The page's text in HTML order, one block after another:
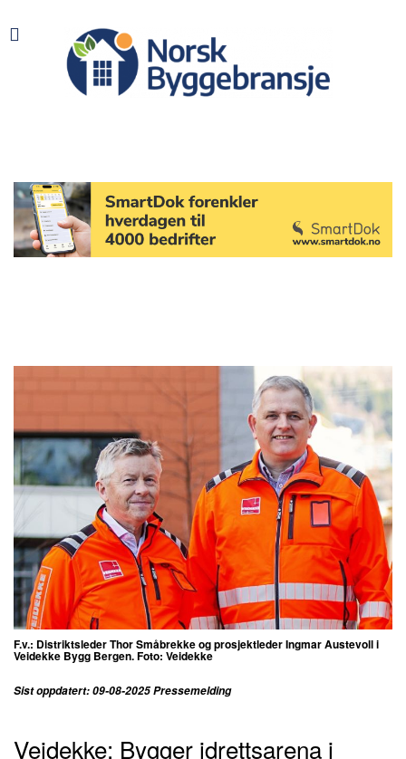
F.v.: Distriktsleder Thor Småbrekke og prosjektleder Ingmar Austevoll i
Veidekke Bygg Bergen. Foto: Veidekke
Sist oppdatert: 09-08-2025 Pressemelding
Veidekke: Bygger idrettsarena i